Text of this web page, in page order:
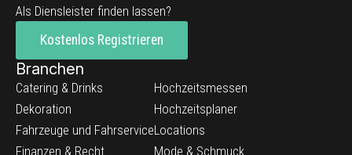
Als Diensleister finden lassen?
Kostenlos Registrieren
Branchen
Catering & Drinks
Dekoration
Fahrzeuge und Fahrservice
Finanzen & Recht
Hochzeitsmessen
Hochzeitsplaner
Locations
Mode & Schmuck